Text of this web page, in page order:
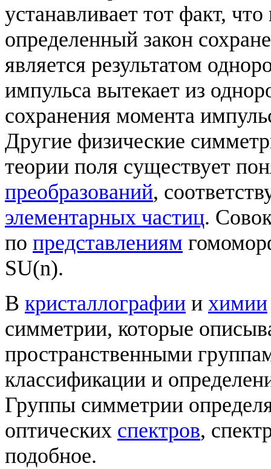
устанавливает тот факт,
определенный закон
является результатом
импульса вытекает из
сохранения момента
Другие физические
теории поля существует
преобразований,
элементарных частиц.
по представлениям
SU(n).
В кристаллографии и химии
симметрии, которые
пространственными
классификации и
Группы симметрии
оптических спектров,
подобное.